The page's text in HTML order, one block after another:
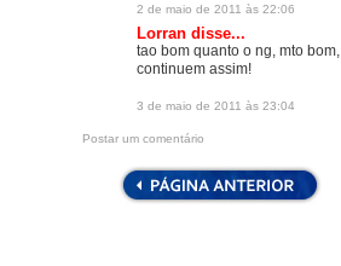
2 de maio de 2011 às 22:06
Lorran disse...
tao bom quanto o ng, mto bom,
continuem assim!
3 de maio de 2011 às 23:04
Postar um comentário